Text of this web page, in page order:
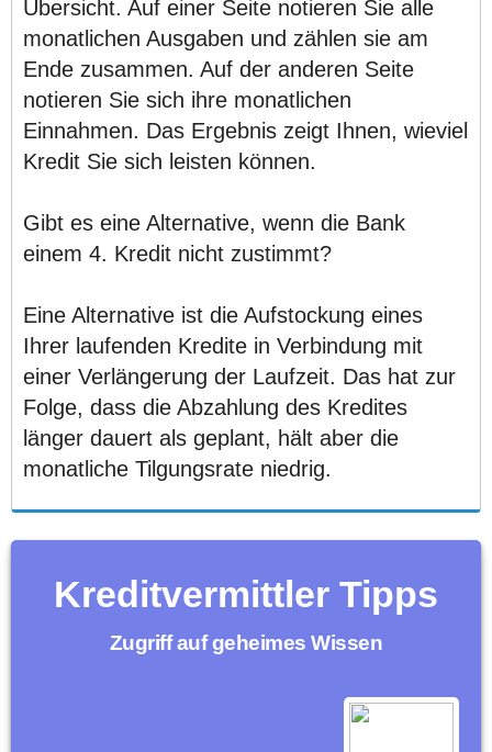
Übersicht. Auf einer Seite notieren Sie alle
monatlichen Ausgaben und zählen sie am
Ende zusammen. Auf der anderen Seite
notieren Sie sich ihre monatlichen
Einnahmen. Das Ergebnis zeigt Ihnen, wieviel
Kredit Sie sich leisten können.
Gibt es eine Alternative, wenn die Bank
einem 4. Kredit nicht zustimmt?
Eine Alternative ist die Aufstockung eines
Ihrer laufenden Kredite in Verbindung mit
einer Verlängerung der Laufzeit. Das hat zur
Folge, dass die Abzahlung des Kredites
länger dauert als geplant, hält aber die
monatliche Tilgungsrate niedrig.
Kreditvermittler Tipps
Zugriff auf geheimes Wissen